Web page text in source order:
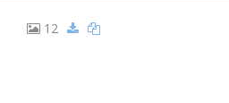
12